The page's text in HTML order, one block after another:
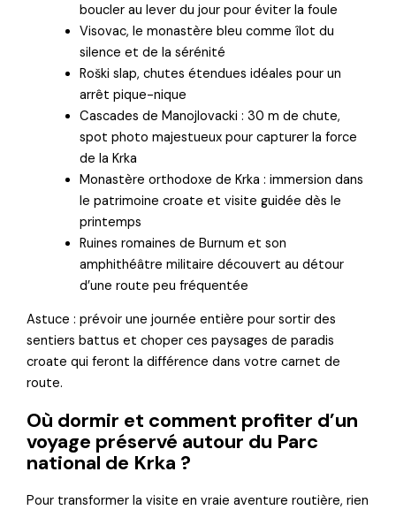
boucler au lever du jour pour éviter la foule
Visovac, le monastère bleu comme îlot du
silence et de la sérénité
Roški slap, chutes étendues idéales pour un
arrêt pique-nique
Cascades de Manojlovacki : 30 m de chute,
spot photo majestueux pour capturer la force
de la Krka
Monastère orthodoxe de Krka : immersion dans
le patrimoine croate et visite guidée dès le
printemps
Ruines romaines de Burnum et son
amphithéâtre militaire découvert au détour
d’une route peu fréquentée
Astuce : prévoir une journée entière pour sortir des
sentiers battus et choper ces paysages de paradis
croate qui feront la différence dans votre carnet de
route.
Où dormir et comment profiter d’un
voyage préservé autour du Parc
national de Krka ?
Pour transformer la visite en vraie aventure routière, rien